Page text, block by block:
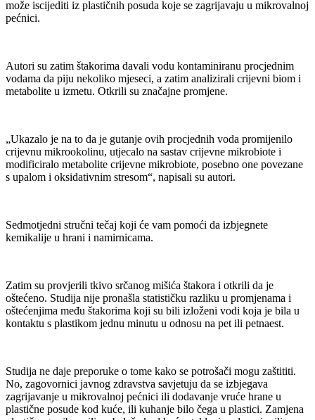
može iscijediti iz plastičnih posuda koje se zagrijavaju u mikrovalnoj
pećnici.
Autori su zatim štakorima davali vodu kontaminiranu procjednim
vodama da piju nekoliko mjeseci, a zatim analizirali crijevni biom i
metabolite u izmetu. Otkrili su značajne promjene.
„Ukazalo je na to da je gutanje ovih procjednih voda promijenilo
crijevnu mikrookolinu, utjecalo na sastav crijevne mikrobiote i
modificiralo metabolite crijevne mikrobiote, posebno one povezane
s upalom i oksidativnim stresom“, napisali su autori.
Sedmotjedni stručni tečaj koji će vam pomoći da izbjegnete
kemikalije u hrani i namirnicama.
Zatim su provjerili tkivo srčanog mišića štakora i otkrili da je
oštećeno. Studija nije pronašla statističku razliku u promjenama i
oštećenjima među štakorima koji su bili izloženi vodi koja je bila u
kontaktu s plastikom jednu minutu u odnosu na pet ili petnaest.
Studija ne daje preporuke o tome kako se potrošači mogu zaštititi.
No, zagovornici javnog zdravstva savjetuju da se izbjegava
zagrijavanje u mikrovalnoj pećnici ili dodavanje vruće hrane u
plastične posude kod kuće, ili kuhanje bilo čega u plastici. Zamjena